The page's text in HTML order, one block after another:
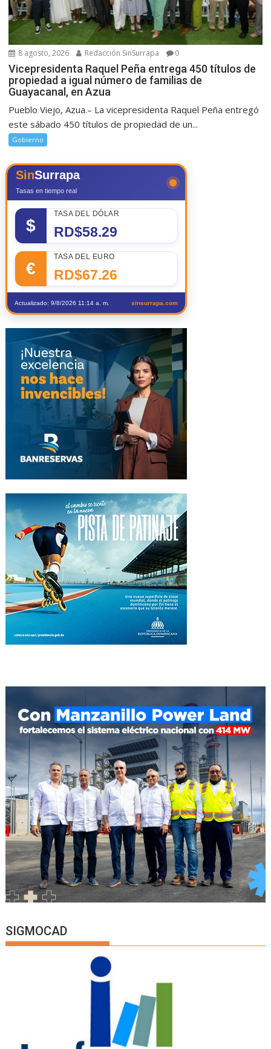
8 agosto, 2026 Redacción SinSurrapa 0
Vicepresidenta Raquel Peña entrega 450 títulos de
propiedad a igual número de familias de
Guayacanal, en Azua
Pueblo Viejo, Azua.– La vicepresidenta Raquel Peña entregó
este sábado 450 títulos de propiedad de un...
Gobierno
SinSurrapa
Tasas en tiempo real
$
TASA DEL DÓLAR
RD$58.29
€
TASA DEL EURO
RD$67.26
Actualizado: 9/8/2026 11:14 a. m. sinsurrapa.com
SIGMOCAD